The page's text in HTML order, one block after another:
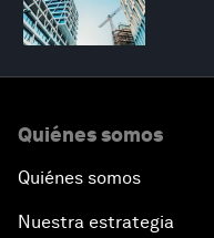
Quiénes somos
Quiénes somos
Nuestra estrategia